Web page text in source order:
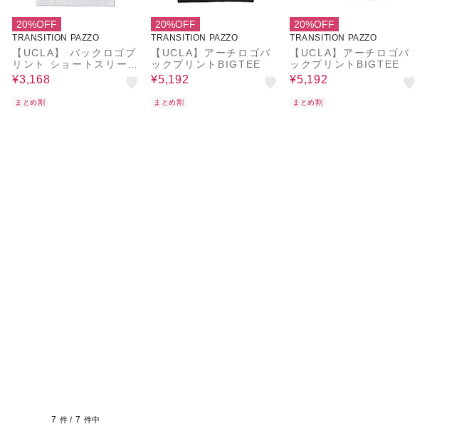
20%OFF
TRANSITION PAZZO
【UCLA】 バックロゴプ
リント ショートスリーブ
TEE
¥3,168
まとめ割
20%OFF
TRANSITION PAZZO
【UCLA】アーチロゴバ
ックプリントBIGTEE
¥5,192
まとめ割
20%OFF
TRANSITION PAZZO
【UCLA】アーチロゴバ
ックプリントBIGTEE
¥5,192
まとめ割
7 件 / 7 件中